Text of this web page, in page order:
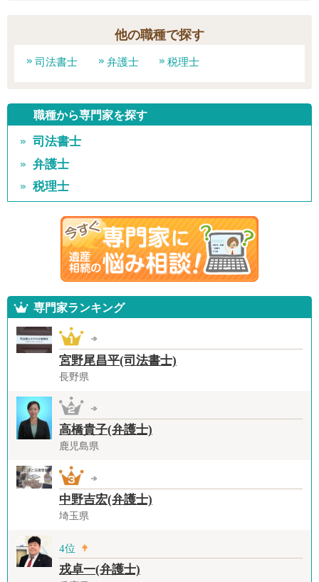
他の職種で探す
司法書士 弁護士 税理士
職種から専門家を探す
司法書士
弁護士
税理士
専門家ランキング
宮野尾昌平(司法書士)
長野県
高橋貴子(弁護士)
鹿児島県
中野吉宏(弁護士)
埼玉県
4位
戎卓一(弁護士)